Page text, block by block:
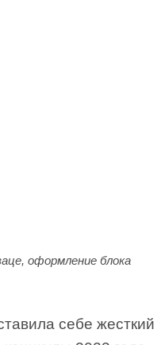
оформление блока
себе жесткий